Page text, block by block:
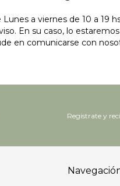
a viernes de 10 a 19
En su caso, lo
en comunicarse con
Registrate y